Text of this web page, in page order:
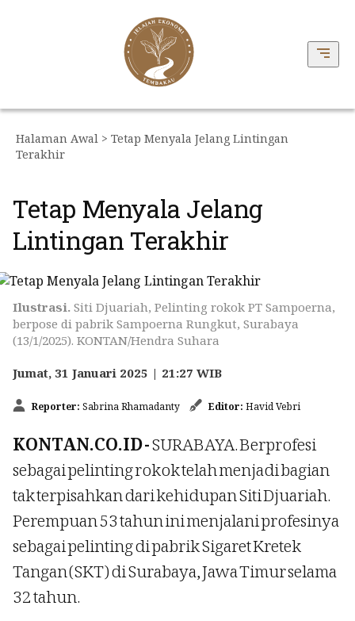
Halaman Awal > Tetap Menyala Jelang Lintingan
Terakhir
Tetap Menyala Jelang
Lintingan Terakhir
Ilustrasi. Siti Djuariah, Pelinting rokok PT Sampoerna,
berpose di pabrik Sampoerna Rungkut, Surabaya
(13/1/2025). KONTAN/Hendra Suhara
Jumat, 31 Januari 2025 | 21:27 WIB
Reporter: Sabrina Rhamadanty Editor: Havid Vebri
KONTAN.CO.ID -SURABAYA. Berprofesi
sebagai pelinting rokok telah menjadi bagian
tak terpisahkan dari kehidupan Siti Djuariah.
Perempuan 53 tahun ini menjalani profesinya
sebagai pelinting di pabrik Sigaret Kretek
Tangan (SKT) di Surabaya, Jawa Timur selama
32 tahun.